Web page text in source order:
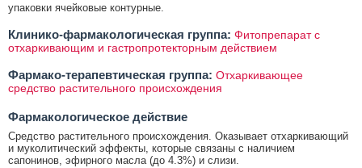
упаковки ячейковые контурные.
Клинико-фармакологическая группа: Фитопрепарат с
отхаркивающим и гастропротекторным действием
Фармако-терапевтическая группа: Отхаркивающее
средство растительного происхождения
Фармакологическое действие
Средство растительного происхождения. Оказывает отхаркивающий
и муколитический эффекты, которые связаны с наличием
сапонинов, эфирного масла (до 4.3%) и слизи.